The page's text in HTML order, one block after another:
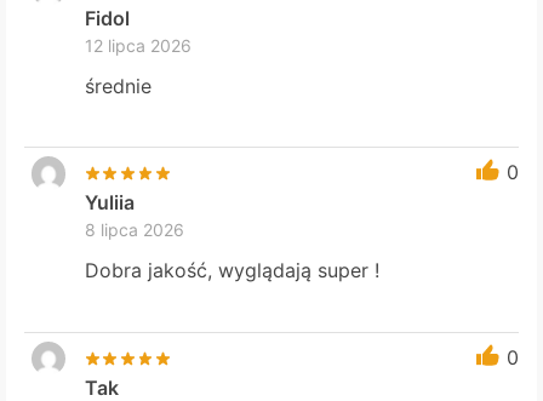
Fidol
12 lipca 2026
średnie
0
Yuliia
8 lipca 2026
Dobra jakość, wyglądają super !
0
Tak